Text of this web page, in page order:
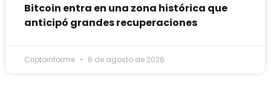
Bitcoin entra en una zona histórica que
anticipó grandes recuperaciones
Criptoinforme 6 de agosto de 2026